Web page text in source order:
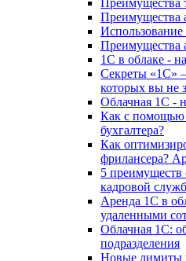
Преимущества
Преимущества
1С в облаке -
Секреты «1С»
которых вы не
Облачная 1С -
Как с помощью
бухгалтера?
Как
фрилансера?
5 преимуществ
кадровой
Аренда 1С в
удаленными
Облачная 1С:
подразделения
Новые лимиты